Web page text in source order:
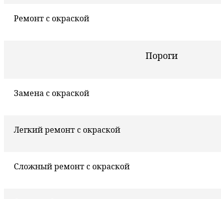
Ремонт с окраской
Пороги
Замена с окраской
Легкий ремонт с окраской
Сложный ремонт с окраской